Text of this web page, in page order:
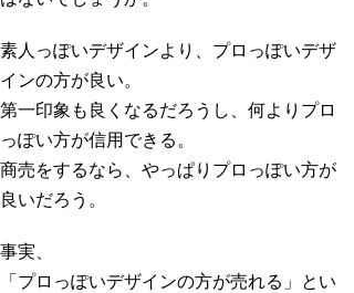
素人っぽいデザインより、プロっぽいデザ
インの方が良い。
第一印象も良くなるだろうし、何よりプロ
っぽい方が信用できる。
商売をするなら、やっぱりプロっぽい方が
良いだろう。
事実、
「プロっぽいデザインの方が売れる」とい